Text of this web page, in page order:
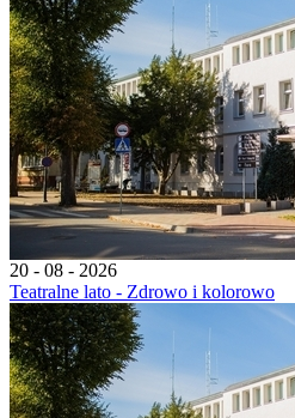
20 - 08 - 2026
Teatralne lato - Zdrowo i kolorowo